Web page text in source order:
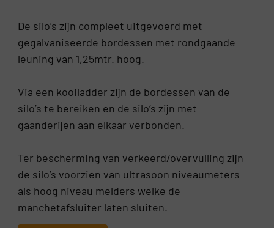
De silo’s zijn compleet uitgevoerd met
gegalvaniseerde bordessen met rondgaande
leuning van 1,25mtr. hoog.
Via een kooiladder zijn de bordessen van de
silo’s te bereiken en de silo’s zijn met
gaanderijen aan elkaar verbonden.
Ter bescherming van verkeerd/overvulling zijn
de silo’s voorzien van ultrasoon niveaumeters
als hoog niveau melders welke de
manchetafsluiter laten sluiten.